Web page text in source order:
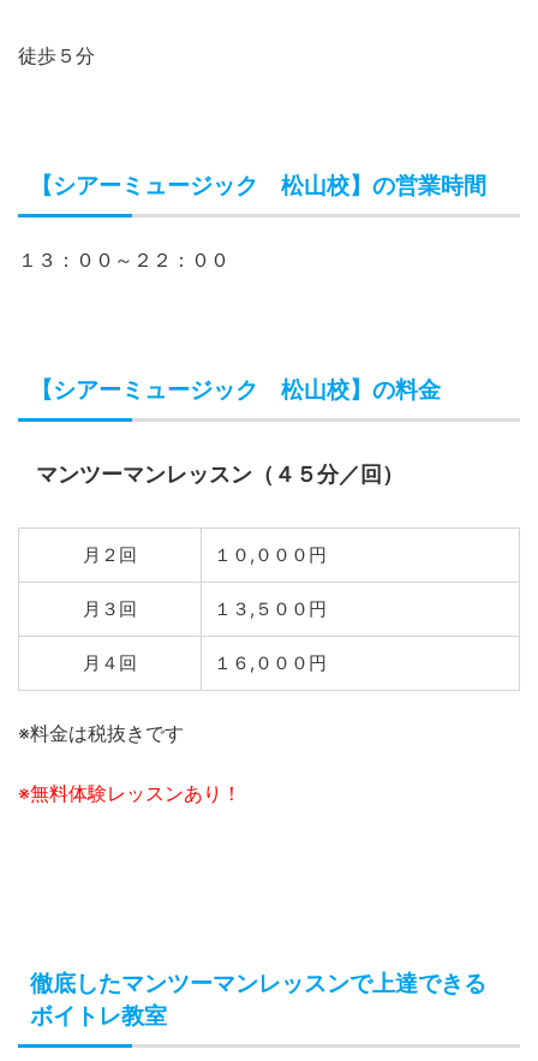
徒歩５分
【シアーミュージック 松山校】の営業時間
１３：００～２２：００
【シアーミュージック 松山校】の料金
マンツーマンレッスン（４５分／回）
月２回 １０,０００円
月３回 １３,５００円
月４回 １６,０００円
※料金は税抜きです
※無料体験レッスンあり！
徹底したマンツーマンレッスンで上達できる
ボイトレ教室